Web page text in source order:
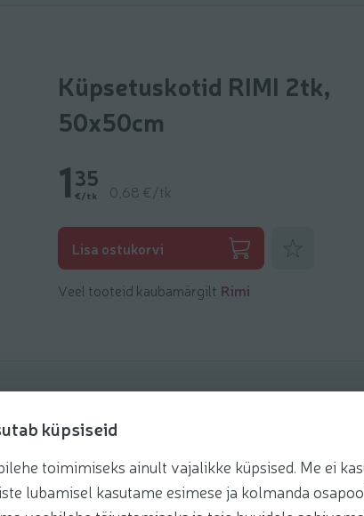
küpsiseid
toimimiseks ainult vajalikke küpsised. Me ei
lubamisel kasutame esimese ja kolmanda
Küpsetuskotid RIMI 2tk,
50x50cm
135
€/tk 0,68 €/tk
Lisa ostukorvi
Veel tooteid kaubamärgilt Rimi